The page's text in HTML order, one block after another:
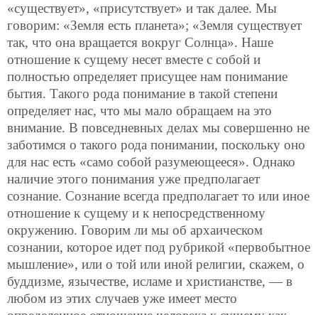
«существует», «присутствует» и так далее. Мы
говорим: «Земля есть планета»; «Земля существует
так, что она вращается вокруг Солнца». Наше
отношение к сущему несет вместе с собой и
полностью определяет присущее нам понимание
бытия. Такого рода понимание в такой степени
определяет нас, что мы мало обращаем на это
внимание. В повседневных делах мы совершенно не
заботимся о такого рода понимании, поскольку оно
для нас есть «само собой разумеющееся». Однако
наличие этого понимания уже предполагает
сознание. Сознание всегда предполагает то или иное
отношение к сущему и к непосредственному
окружению. Говорим ли мы об архаическом
сознании, которое идет под рубрикой «первобытное
мышление», или о той или иной религии, скажем, о
буддизме, язычестве, исламе и христианстве, — в
любом из этих случаев уже имеет место